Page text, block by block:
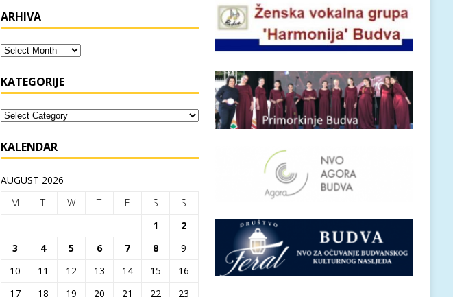
ARHIVA
KATEGORIJE
KALENDAR
AUGUST 2026
M
T W T F S
S
1
2
3
4 5 6 7 8
9
10
11 12 13 14 15
16
17
18 19 20 21 22
23